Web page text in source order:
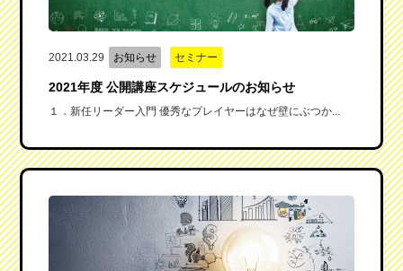
2021.03.29 お知らせ セミナー
2021年度 公開講座スケジュールのお知らせ
１．新任リーダー入門 優秀なプレイヤーはなぜ壁にぶつか...